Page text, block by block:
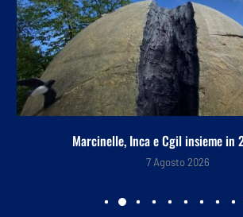
Marcinelle, Inca e Cgil insieme in
7 Agosto 2026